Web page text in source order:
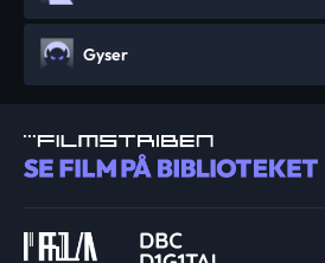
Gyser